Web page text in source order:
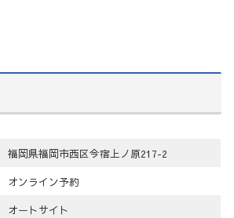
福岡県福岡市西区今宿上ノ原217-2
オンライン予約
オートサイト